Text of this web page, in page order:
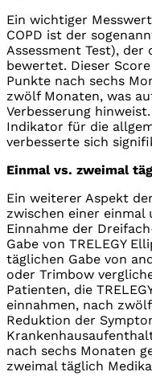
Ein wichtiger
COPD ist der
Assessment Test), der
bewertet. Dieser
Punkte nach sechs
zwölf Monaten, was
Verbesserung
Indikator für die
verbesserte sich
Einmal vs. zweimal
Ein weiterer Aspekt
zwischen einer einmal
Einnahme der
Gabe von TRELEGY
täglichen Gabe von
oder Trimbow
Patienten, die
einnahmen, nach
Reduktion der
nach sechs Monaten
zweimal täglich